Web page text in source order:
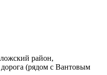
район,
(рядом с Вантовым